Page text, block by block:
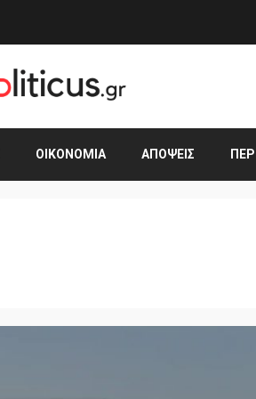
ΟΙΚΟΝΟΜΊΑ ΑΠΌΨΕΙΣ